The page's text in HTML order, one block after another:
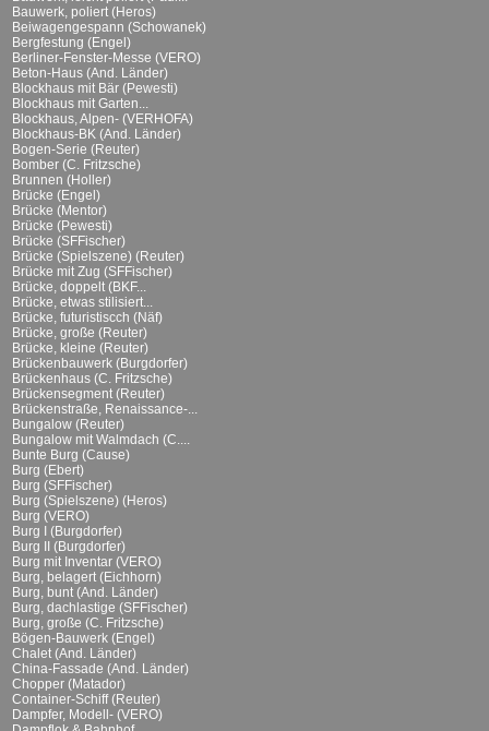
Bauwerk, poliert (Heros)
Beiwagengespann (Schowanek)
Bergfestung (Engel)
Berliner-Fenster-Messe (VERO)
Beton-Haus (And. Länder)
Blockhaus mit Bär (Pewesti)
Blockhaus mit Garten...
Blockhaus, Alpen- (VERHOFA)
Blockhaus-BK (And. Länder)
Bogen-Serie (Reuter)
Bomber (C. Fritzsche)
Brunnen (Holler)
Brücke (Engel)
Brücke (Mentor)
Brücke (Pewesti)
Brücke (SFFischer)
Brücke (Spielszene) (Reuter)
Brücke mit Zug (SFFischer)
Brücke, doppelt (BKF...
Brücke, etwas stilisiert...
Brücke, futuristiscch (Näf)
Brücke, große (Reuter)
Brücke, kleine (Reuter)
Brückenbauwerk (Burgdorfer)
Brückenhaus (C. Fritzsche)
Brückensegment (Reuter)
Brückenstraße, Renaissance-...
Bungalow (Reuter)
Bungalow mit Walmdach (C....
Bunte Burg (Cause)
Burg (Ebert)
Burg (SFFischer)
Burg (Spielszene) (Heros)
Burg (VERO)
Burg I (Burgdorfer)
Burg II (Burgdorfer)
Burg mit Inventar (VERO)
Burg, belagert (Eichhorn)
Burg, bunt (And. Länder)
Burg, dachlastige (SFFischer)
Burg, große (C. Fritzsche)
Bögen-Bauwerk (Engel)
Chalet (And. Länder)
China-Fassade (And. Länder)
Chopper (Matador)
Container-Schiff (Reuter)
Dampfer, Modell- (VERO)